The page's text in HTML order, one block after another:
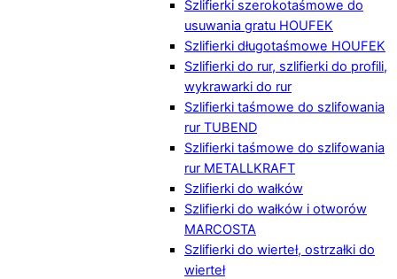
Szlifierki szerokotaśmowe do
usuwania gratu HOUFEK
Szlifierki długotaśmowe HOUFEK
Szlifierki do rur, szlifierki do profili,
wykrawarki do rur
Szlifierki taśmowe do szlifowania
rur TUBEND
Szlifierki taśmowe do szlifowania
rur METALLKRAFT
Szlifierki do wałków
Szlifierki do wałków i otworów
MARCOSTA
Szlifierki do wierteł, ostrzałki do
wierteł